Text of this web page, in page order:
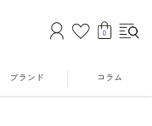
0
ブランド コラム